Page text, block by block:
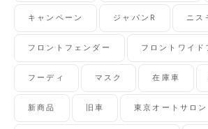
キャンペーン ジャパンR ニス
フロントフェンダー フロントワイド
フーディ マスク 在庫車
新商品 旧車 東京オートサロン